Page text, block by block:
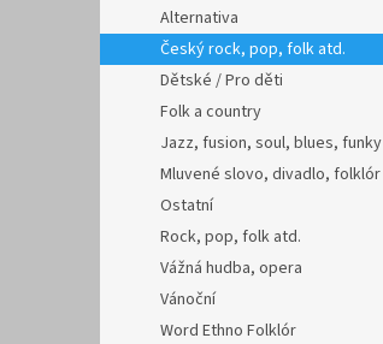
Alternativa
Český rock, pop, folk atd.
Dětské / Pro děti
Folk a country
Jazz, fusion, soul, blues, funky
Mluvené slovo, divadlo, folklór
Ostatní
Rock, pop, folk atd.
Vážná hudba, opera
Vánoční
Word Ethno Folklór